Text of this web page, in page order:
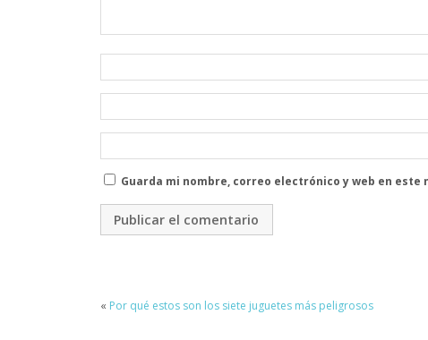
Guarda mi nombre, correo electrónico y web en
« Por qué estos son los siete juguetes más peligrosos